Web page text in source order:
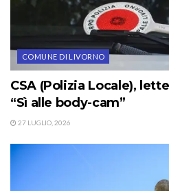
COMUNE DI LIVORNO
CSA (Polizia Locale),
“Sì alle body-cam”
27 LUGLIO, 2026